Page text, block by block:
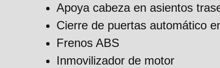
Apoya cabeza en asientos
Cierre de puertas automático
Frenos ABS
Inmovilizador de motor